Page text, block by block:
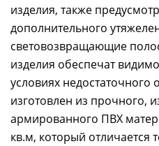
изделия, также
дополнительного
световозвращающие
изделия обеспечат
условиях недостаточного
изготовлен из прочного,
армированного ПВХ
кв.м, который отличается